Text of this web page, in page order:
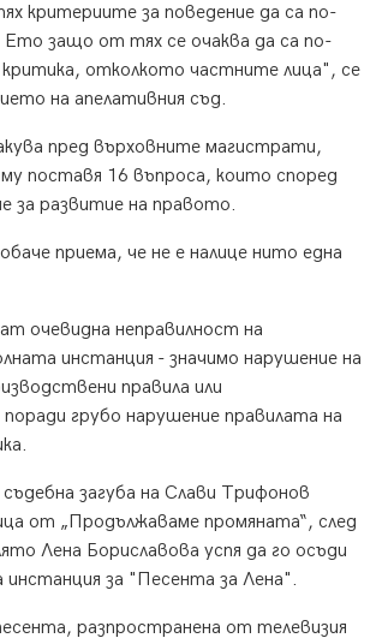
критериите за поведение да са по-
Ето защо от тях се очаква да са по-
отколкото частните лица", се
на апелативния съд.
пред върховните магистрати,
поставя 16 въпроса, които според
за развитие на правото.
приема, че не е налице нито една
очевидна неправилност на
инстанция - значимо нарушение на
правила или
грубо нарушение правилата на
загуба на Слави Трифонов
от „Продължаваме промяната“, след
Лена Бориславова успя да го осъди
инстанция за "Песента за Лена".
разпространена от телевизия